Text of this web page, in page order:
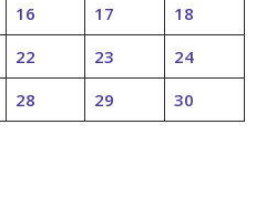
16 17
18
22 23
24
28 29 30